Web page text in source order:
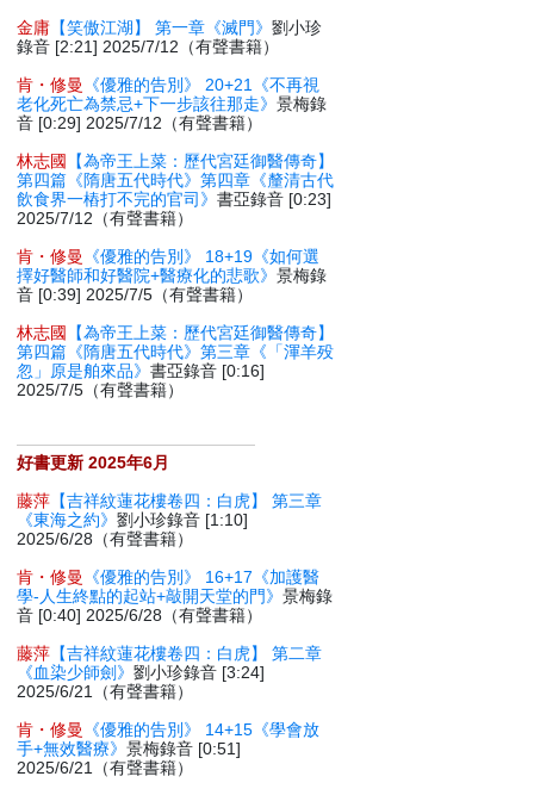
金庸 【笑傲江湖】 第一章《滅門》劉小珍
錄音 [2:21] 2025/7/12（有聲書籍）
肯・修曼
《優雅的告別》 20+21《不再視
老化死亡為禁忌+下一步該往那走》景梅錄
音 [0:29] 2025/7/12（有聲書籍）
林志國
【為帝王上菜：歷代宮廷御醫傳奇】
第四篇《隋唐五代時代》第四章《釐清古代
飲食界一樁打不完的官司》書亞錄音 [0:23]
2025/7/12（有聲書籍）
肯・修曼
《優雅的告別》 18+19《如何選
擇好醫師和好醫院+醫療化的悲歌》景梅錄
音 [0:39] 2025/7/5（有聲書籍）
林志國
【為帝王上菜：歷代宮廷御醫傳奇】
第四篇《隋唐五代時代》第三章《「渾羊殁
忽」原是舶來品》書亞錄音 [0:16]
2025/7/5（有聲書籍）
好書更新 2025年6月
藤萍 【吉祥紋蓮花樓卷四：白虎】 第三章
《東海之約》劉小珍錄音 [1:10]
2025/6/28（有聲書籍）
肯・修曼
《優雅的告別》 16+17《加護醫
學-人生終點的起站+敲開天堂的門》景梅錄
音 [0:40] 2025/6/28（有聲書籍）
藤萍 【吉祥紋蓮花樓卷四：白虎】 第二章
《血染少師劍》劉小珍錄音 [3:24]
2025/6/21（有聲書籍）
肯・修曼
《優雅的告別》 14+15《學會放
手+無效醫療》景梅錄音 [0:51]
2025/6/21（有聲書籍）